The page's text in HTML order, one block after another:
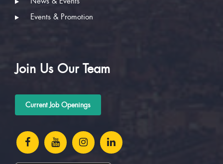
Events & Promotion
Join Us Our Team
Current Job Openings